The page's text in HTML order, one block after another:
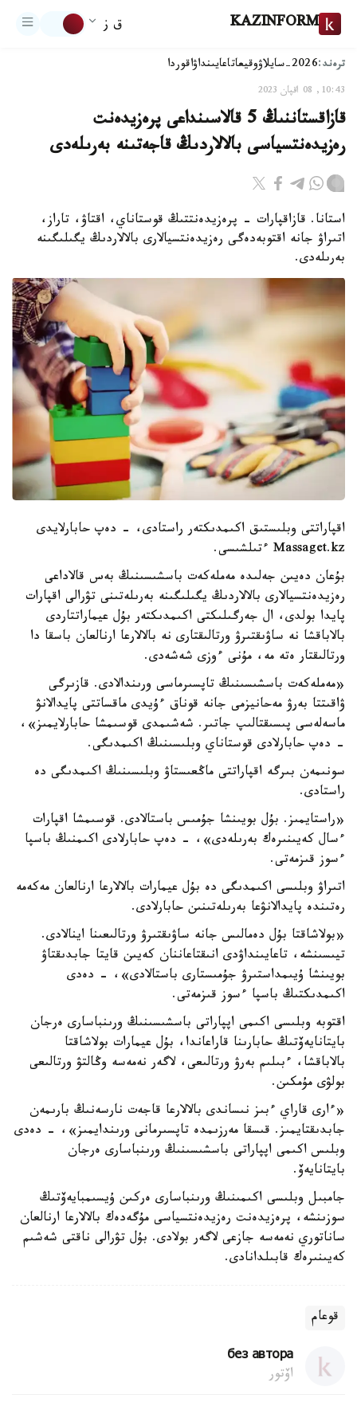
KAZINFORM ق ز
ترەند:2026-سايلاۋ وقيعاتاعايىنداۋاقوردا
10:43, 08 اقپان 2023
قازاقستاننىڭ 5 قالاسىنداعى پرەزيدەنت
رەزيدەنتسياسى بالالاردىڭ قاجەتىنە بەرىلەدى
استانا. قازاقپارات - پرەزيدەنتتىڭ قوستاناي، اقتاۋ، تاراز،
اتىراۋ جانە اقتوبەدەگى رەزيدەنتسيالارى بالالاردىڭ يگىلىگىنە
بەرىلەدى.
اقپاراتتى وبلىستىق اكىمدىكتەر راستادى، - دەپ حابارلايدى
Massaget.kz ءتىلشىسى.
بۇعان دەيىن جەلىدە مەملەكەت باسشىسىنىڭ بەس قالاداعى
رەزيدەنتسيالارى بالالاردىڭ يگىلىگىنە بەرىلەتىنى تۋرالى اقپارات
پايدا بولدى، ال جەرگىلىكتى اكىمدىكتەر بۇل عيماراتتاردى
بالاباقشا نە ساۋىقتىرۋ ورتالىقتارى نە بالالارعا ارنالعان باسقا دا
ورتالىقتار ەتە مە، مۇنى ءوزى شەشەدى.
«مەملەكەت باسشىسىنىڭ تاپسىرماسى ورىندالادى. قازىرگى
ۋاقىتتا بەرۋ مەحانيزمى جانە قوناق ءۇيدى ماقساتتى پايدالانۋ
ماسەلەسى پىسىقتالىپ جاتىر. شەشىمدى قوسىمشا حابارلايمىز»،
- دەپ حابارلادى قوستاناي وبلىسىنىڭ اكىمدىگى.
سونىمەن بىرگە اقپاراتتى ماڭعىستاۋ وبلىسىنىڭ اكىمدىگى دە
راستادى.
«راستايمىز. بۇل بويىنشا جۇمىس باستالادى. قوسىمشا اقپارات
ءسال كەيىنىرەك بەرىلەدى»، - دەپ حابارلادى اكىمنىڭ باسپا
ءسوز قىزمەتى.
اتىراۋ وبلىسى اكىمدىگى دە بۇل عيمارات بالالارعا ارنالعان مەكەمە
رەتىندە پايدالانۋعا بەرىلەتىنىن حابارلادى.
«بولاشاقتا بۇل دەمالىس جانە ساۋىقتىرۋ ورتالىعىنا اينالادى.
تيىسىنشە، تاعايىنداۋدى انىقتاعاننان كەيىن قايتا جابدىقتاۋ
بويىنشا ۇيىمداستىرۋ جۇمىستارى باستالادى»، - دەدى
اكىمدىكتىڭ باسپا ءسوز قىزمەتى.
اقتوبە وبلىسى اكىمى اپپاراتى باسشىسىنىڭ ورىنباسارى ەرجان
بايتانايەۆتىڭ حابارىنا قاراعاندا، بۇل عيمارات بولاشاقتا
بالاباقشا، ءبىلىم بەرۋ ورتالىعى، لاگەر نەمەسە وڭالتۋ ورتالىعى
بولۋى مۇمكىن.
«ءارى قاراي ءبىز نىساندى بالالارعا قاجەت نارسەنىڭ بارىمەن
جابدىقتايمىز. قىسقا مەرزىمدە تاپسىرمانى ورىندايمىز»، - دەدى
وبلىس اكىمى اپپاراتى باسشىسىنىڭ ورىنباسارى ەرجان
بايتانايەۆ.
جامبىل وبلىسى اكىمىنىڭ ورىنباسارى ەركىن ۇيسىمبايەۆتىڭ
سوزىنشە، پرەزيدەنت رەزيدەنتسياسى مۇگەدەك بالالارعا ارنالعان
ساناتوري نەمەسە جازعى لاگەر بولادى. بۇل تۋرالى ناقتى شەشىم
كەيىنىرەك قابىلدانادى.
قوعام
без автора
اۆتور